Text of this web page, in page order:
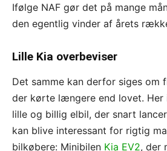
Ifølge NAF gør det på mange
den egentlig vinder af årets
Lille Kia overbeviser
Det samme kan derfor siges om
der kørte længere end lovet.
lille og billig elbil, der snart
kan blive interessant for rigtig
bilkøbere: Minibilen Kia EV2, der